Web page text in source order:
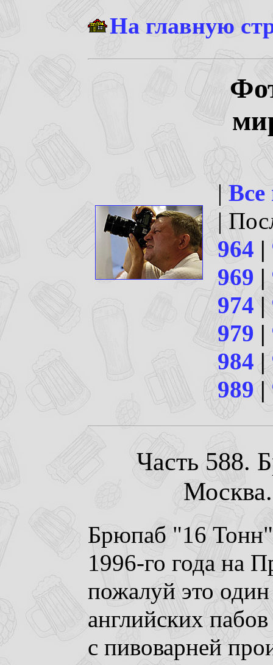
На главную
|
|
964 |
969 |
974|
979 |
984 |
989|
Часть 588.
Брюпаб "16 Тонн"
1996-го года на
пожалуй это
английских
с пивоварней